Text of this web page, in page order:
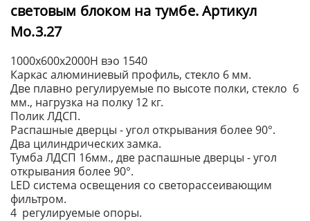
световым блоком на тумбе. Артикул
Мо.3.27
Каркас алюминиевый профиль, стекло 6 мм.
Две плавно регулируемые по высоте полки, стекло 6
мм., нагрузка на полку 12 кг.
Полик ЛДСП.
Распашные дверцы - угол открывания более 90°.
Два цилиндрических замка.
Тумба ЛДСП 16мм., две распашные дверцы - угол
открывания более 90°.
LED система освещения со светорассеивающим
фильтром.
4 регулируемые опоры.
1000х600х2000H вэо 1540